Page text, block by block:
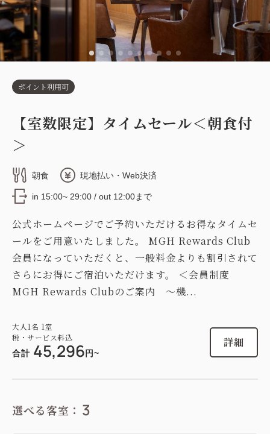
ポイント利用可
【室数限定】タイムセール＜朝食付
＞
朝食 現地払い・Web決済
in 15:00~ 29:00 / out 12:00まで
公式ホームページでご予約いただけるお得なタイムセ
ールをご用意いたしました。 MGH Rewards Club
会員になっていただくと、一般料金よりも割引されて
さらにお得にご宿泊いただけます。 ＜会員制度
MGH Rewards Clubのご案内 ～機...
大人1名 1室
税・サービス料込
合計 45,296 円~
詳細
選べる客室： 3